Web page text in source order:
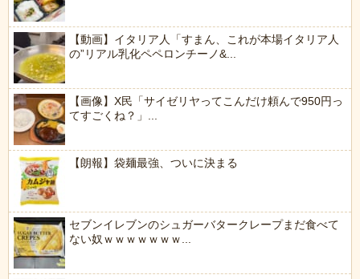
【動画】イタリア人「すまん、これが本場イタリア人
の”リアル乳化ペペロンチーノ&...
【画像】X民「サイゼリヤってこんだけ頼んで950円っ
てすごくね？」...
【朗報】袋麺最強、ついに決まる
セブンイレブンのシュガーバタークレープまだ食べて
ない奴ｗｗｗｗｗｗｗ...